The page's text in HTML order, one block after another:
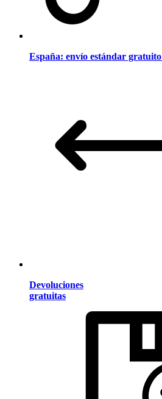
España: envío estándar gratuito
Devoluciones
gratuitas